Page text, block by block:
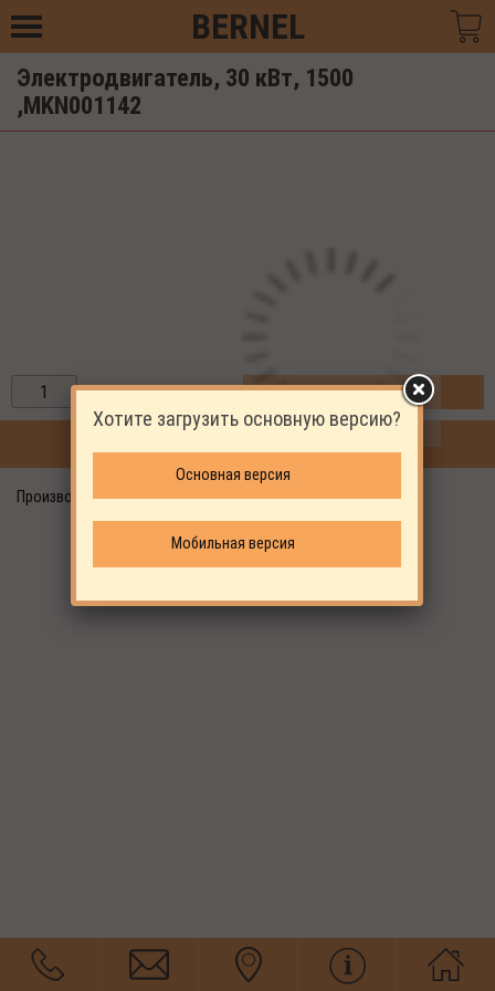
BERNEL
Электродвигатель, 30 кВт, 1500
,MKN001142
ЗАКАЗАТЬ
Производитель: EKOMAK
Хотите загрузить основную версию?
Основная версия
Мобильная версия